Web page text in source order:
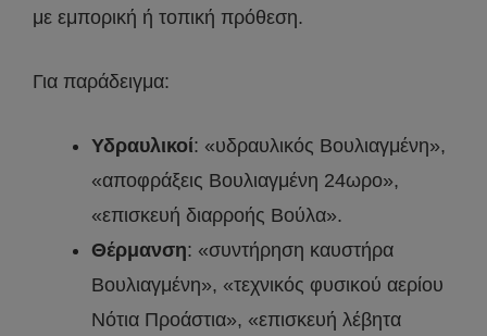
με εμπορική ή τοπική πρόθεση.
Για παράδειγμα:
Υδραυλικοί: «υδραυλικός Βουλιαγμένη»,
«αποφράξεις Βουλιαγμένη 24ωρο»,
«επισκευή διαρροής Βούλα».
Θέρμανση: «συντήρηση καυστήρα
Βουλιαγμένη», «τεχνικός φυσικού αερίου
Νότια Προάστια», «επισκευή λέβητα